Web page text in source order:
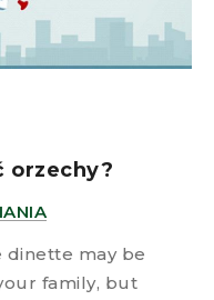
orzechy?
may be
family, but